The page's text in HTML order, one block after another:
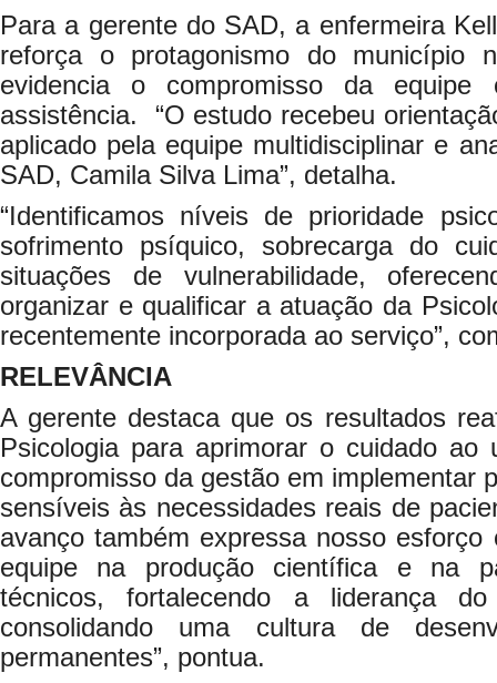
Para a gerente do SAD, a enfermeira
reforça o protagonismo do município
evidencia o compromisso da
assistência. “O estudo recebeu
aplicado pela equipe multidisciplinar e
SAD, Camila Silva Lima”, detalha.
“Identificamos níveis de prioridade
sofrimento psíquico, sobrecarga do
situações de vulnerabilidade,
organizar e qualificar a atuação da
recentemente incorporada ao serviço”,
RELEVÂNCIA
A gerente destaca que os resultados
Psicologia para aprimorar o cuidado ao
compromisso da gestão em implementar
sensíveis às necessidades reais de
avanço também expressa nosso
equipe na produção científica e na
técnicos, fortalecendo a liderança
consolidando uma cultura de
permanentes”, pontua.